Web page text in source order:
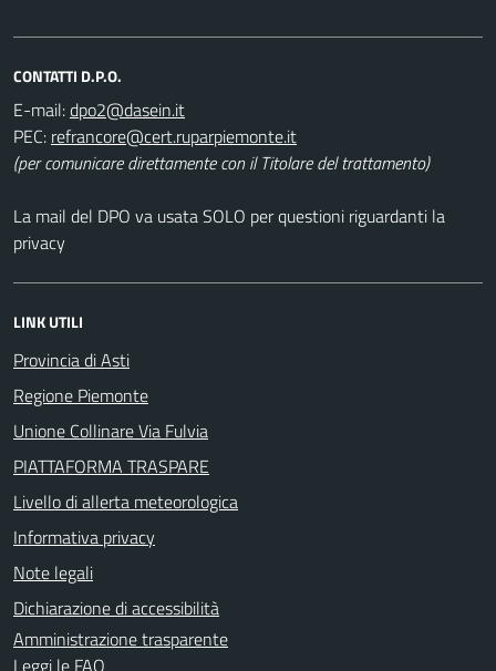
CONTATTI D.P.O.
E-mail:
PEC:
(per comunicare direttamente con il Titolare del trattamento)
La mail del DPO va usata SOLO per questioni riguardanti la
privacy
LINK UTILI
Provincia di Asti
Regione Piemonte
Unione Collinare Via Fulvia
PIATTAFORMA TRASPARE
Livello di allerta meteorologica
Informativa privacy
Note legali
Dichiarazione di accessibilità
Amministrazione trasparente
Leggi le FAQ